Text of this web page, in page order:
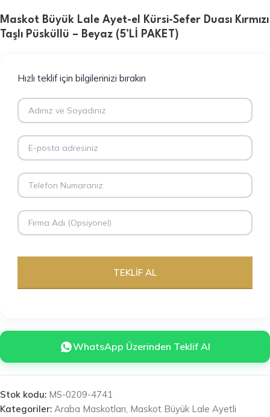
Maskot Büyük Lale Ayet-el Kürsi-Sefer Duası Kırmızı
Taşlı Püsküllü – Beyaz (5’Lİ PAKET)
Hızlı teklif için bilgilerinizi bırakın
WhatsApp Üzerinden Teklif Al
Stok kodu: MS-0209-4741
Kategoriler: Araba Maskotları, Maskot Büyük Lale Ayetli